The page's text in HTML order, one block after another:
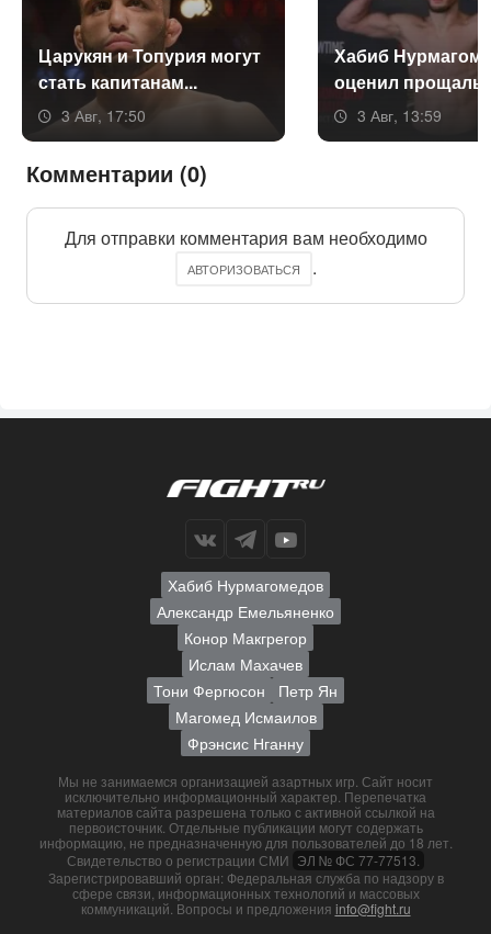
Ца­рукян и То­пурия мо­гут
стать ка­пита­нам...
3 Авг, 17:50
Ха­биб
оце­нил
3 Авг, 13:59
Комментарии (0)
Для отправки комментария вам необходимо
АВТОРИЗОВАТЬСЯ .
Хабиб Нурмагомедов
Александр Емельяненко
Конор Макгрегор
Ислам Махачев
Тони Фергюсон
Петр Ян
Магомед Исмаилов
Фрэнсис Нганну
Мы не занимаемся организацией азартных игр. Сайт носит
исключительно информационный характер. Перепечатка
материалов сайта разрешена только с активной ссылкой на
первоисточник. Отдельные публикации могут содержать
информацию, не предназначенную для пользователей до 18 лет.
Свидетельство о регистрации СМИ ЭЛ № ФС 77-77513.
Зарегистрировавший орган: Федеральная служба по надзору в
сфере связи, информационных технологий и массовых
коммуникаций. Вопросы и предложения info@fight.ru